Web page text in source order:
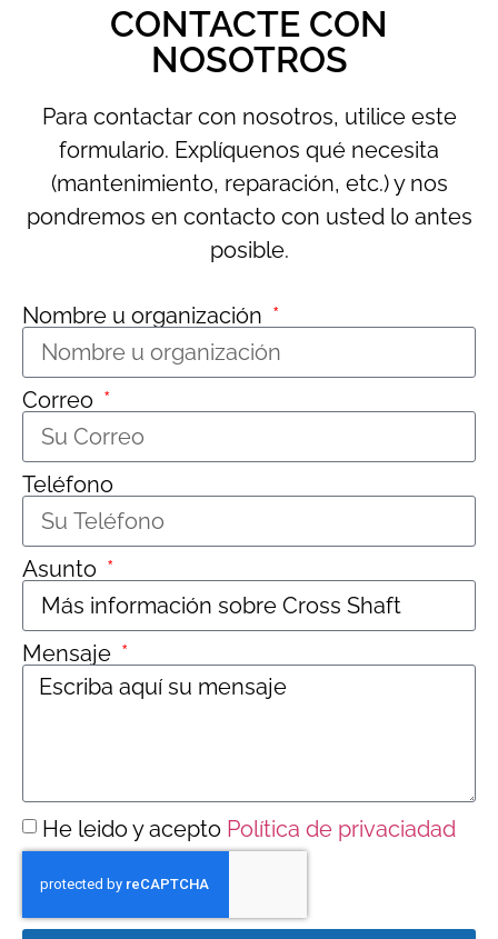
CONTACTE CON
NOSOTROS
Para contactar con nosotros, utilice este
formulario. Explíquenos qué necesita
(mantenimiento, reparación, etc.) y nos
pondremos en contacto con usted lo antes
posible.
Nombre u organización
Correo
Teléfono
Asunto
Mensaje
He leido y acepto Política de privaciadad